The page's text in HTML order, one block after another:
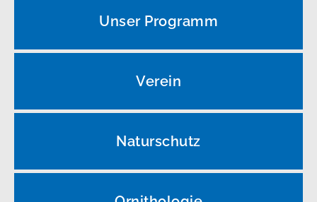
Unser Programm
Verein
Naturschutz